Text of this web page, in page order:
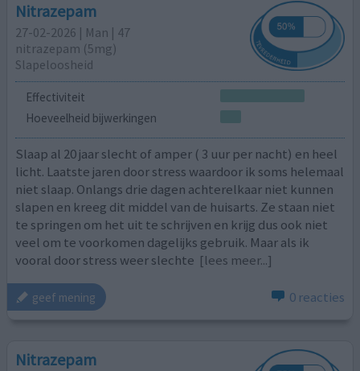
Nitrazepam
27-02-2026 | Man | 47
nitrazepam (5mg)
Slapeloosheid
Effectiviteit
Hoeveelheid bijwerkingen
Slaap al 20 jaar slecht of amper ( 3 uur per nacht) en heel
licht. Laatste jaren door stress waardoor ik soms helemaal
niet slaap. Onlangs drie dagen achterelkaar niet kunnen
slapen en kreeg dit middel van de huisarts. Ze staan niet
te springen om het uit te schrijven en krijg dus ook niet
veel om te voorkomen dagelijks gebruik. Maar als ik
vooral door stress weer slechte [lees meer...]
geef mening 0 reacties
Nitrazepam